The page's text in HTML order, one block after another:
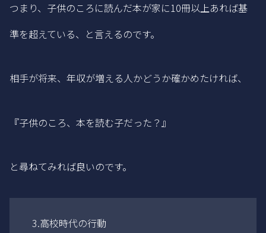
つまり、子供のころに読んだ本が家に10冊以上あれば基
準を超えている、と言えるのです。
相手が将来、年収が増える人かどうか確かめたければ、
『子供のころ、本を読む子だった？』
と尋ねてみれば良いのです。
3.高校時代の行動